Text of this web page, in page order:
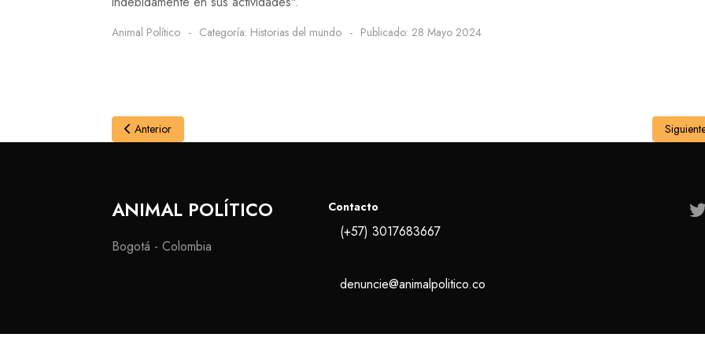
Animal Político Categoría: Historias del mundo Publicado: 28 Mayo 2024
Anterior
ANIMAL POLÍTICO
Bogotá - Colombia
Contacto
(+57) 3017683667
denuncie@animalpolitico.co